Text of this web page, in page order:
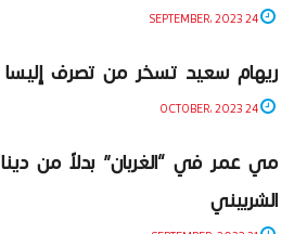
ريهام سعيد تسخر من تصرف إليسا
مي عمر في “الغربان” بدلاً من دينا
الشربيني